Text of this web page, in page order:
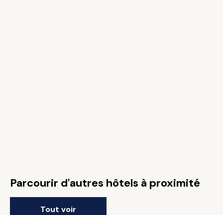
Parcourir d'autres hôtels à proximité
Tout voir